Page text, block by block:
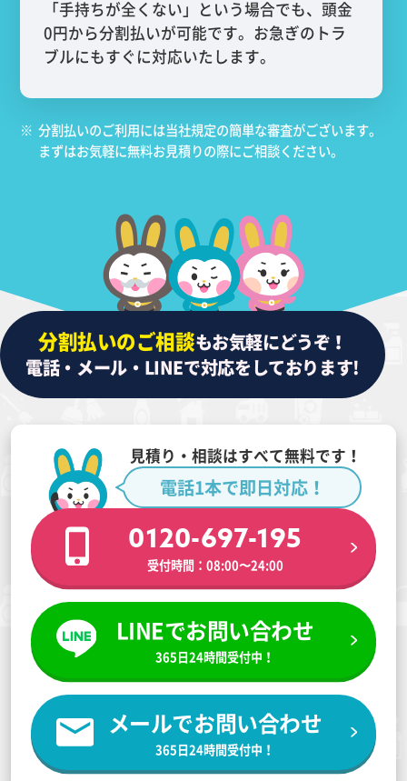
「手持ちが全くない」という場合でも、頭金
0円から分割払いが可能です。お急ぎのトラ
ブルにもすぐに対応いたします。
※ 分割払いのご利用には当社規定の簡単な審査がございます。
まずはお気軽に無料お見積りの際にご相談ください。
分割払いのご相談もお気軽にどうぞ！
電話・メール・LINEで対応をしております!
見積り・相談はすべて無料です！
電話1本で即日対応！
0120-697-195
受付時間：08:00〜24:00
LINEでお問い合わせ
365日24時間受付中！
メールでお問い合わせ
365日24時間受付中！